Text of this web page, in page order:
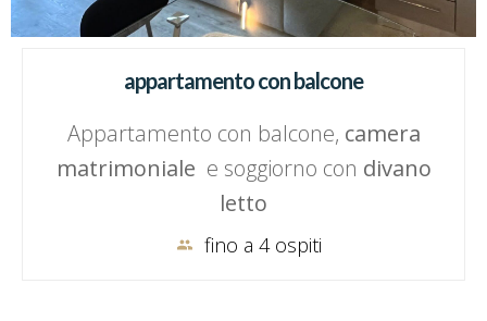
appartamento con balcone
Appartamento con balcone, camera
matrimoniale e soggiorno con divano
letto
fino a 4 ospiti